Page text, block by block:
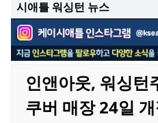
시애틀 워싱턴 뉴스
인앤아웃, 워싱
쿠버 매장 24일